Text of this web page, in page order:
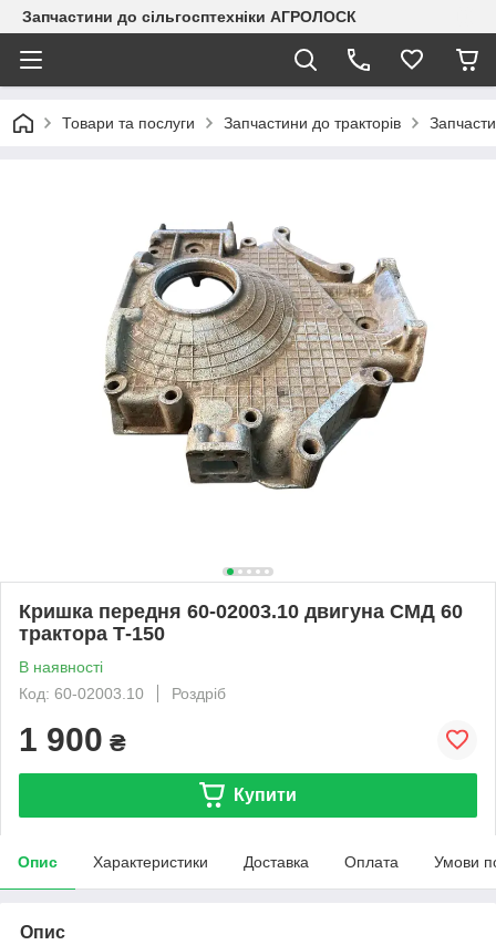
Запчастини до сільгосптехніки АГРОЛОСК
Товари та послуги Запчастини до тракторів
Кришка передня 60-02003.10 двигуна СМД 60
трактора Т-150
В наявності
Код: 60-02003.10
Роздріб
1 900 ₴
Купити
Опис Характеристики Доставка Оплата Умови
Опис